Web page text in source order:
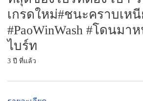
เกรดใหม่#ชนะคราบเห
#PaoWinWash #โดนม
ไบร์ท
3 ปี ที่แล้ว